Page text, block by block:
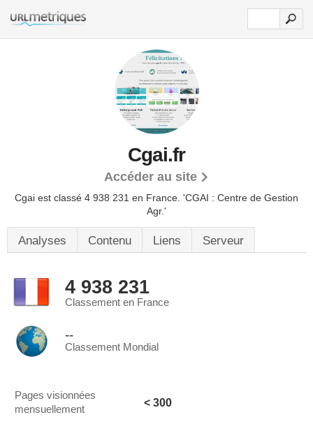
Cgai.fr
Accéder au site
Cgai est classé 4 938 231 en France. 'CGAI : Centre de Gestion
Agr.'
Analyses Contenu Liens Serveur
4 938 231
Classement en France
--
Classement Mondial
Pages visionnées
mensuellement
< 300